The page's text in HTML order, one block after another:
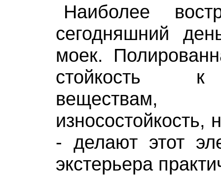
Наиболее
сегодняшний
моек.
стойкость к
веществам,
износостойкость,
- делают этот
экстерьера